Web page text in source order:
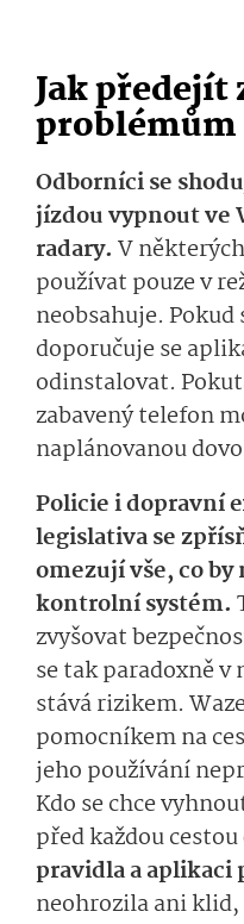
Jak předejít
problémům
Odborníci se
jízdou vypnout ve
radary. V
používat pouze v
neobsahuje.
doporučuje se
odinstalovat.
zabavený telefon
naplánovanou
Policie i dopravní
legislativa se
omezují vše, co
kontrolní systém.
zvyšovat
se tak paradoxně
stává rizikem.
pomocníkem na
jeho používání
Kdo se chce
před každou cestou
pravidla a aplikaci
neohrozila ani